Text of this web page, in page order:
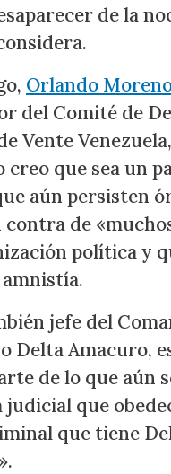
de la
Orlando
del Comité de
Vente
creo que sea un
aún persisten
contra de
política y
jefe del
Delta Amacuro,
de lo que aún
judicial que
que tiene